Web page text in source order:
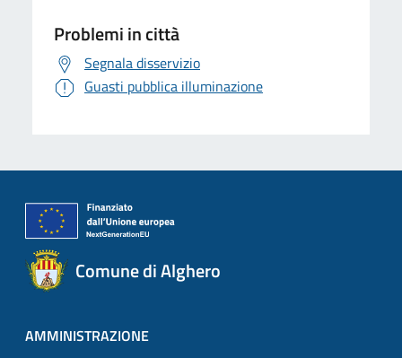
Problemi in città
Segnala disservizio
Guasti pubblica illuminazione
Comune di Alghero
AMMINISTRAZIONE